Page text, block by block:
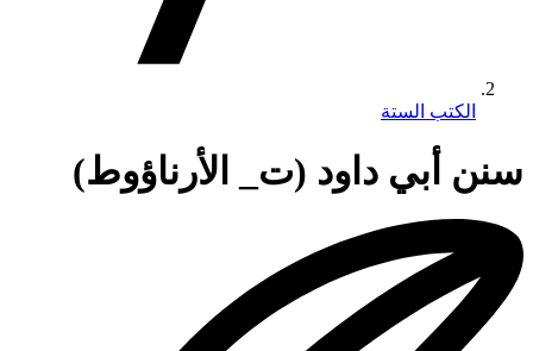
الكتب الستة
سنن أبي داود (ت_ الأرناؤوط)